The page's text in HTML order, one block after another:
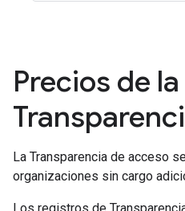
Precios de la
La Transparencia de acceso
organizaciones sin cargo